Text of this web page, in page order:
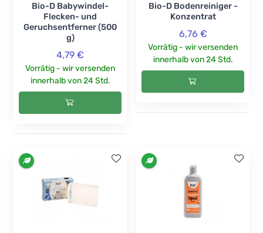
Bio-D Babywindel-
Flecken- und
Geruchsentferner (500
g)
4,79 €
Vorrätig - wir versenden
innerhalb von 24 Std.
Bio-D Bodenreiniger -
Konzentrat
6,76 €
Vorrätig - wir versenden
innerhalb von 24 Std.